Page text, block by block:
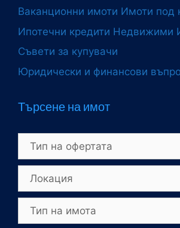
Ваканционни имоти Имоти под
Ипотечни кредити Недвижими
Съвети за купувачи
Юридически и финансови
Търсене на имот